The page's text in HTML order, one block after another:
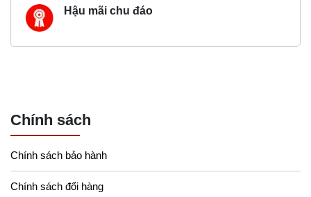
Hậu mãi chu đáo
Chính sách
Chính sách bảo hành
Chính sách đổi hàng